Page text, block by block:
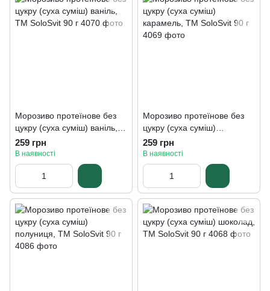
Морозиво протеїнове без
цукру (суха суміш) ваніль,
ТМ SoloSvit 90 г
259 грн
В наявності
Морозиво протеїнове без
цукру (суха суміш)
карамель, ТМ SoloSvit 90 г
259 грн
В наявності